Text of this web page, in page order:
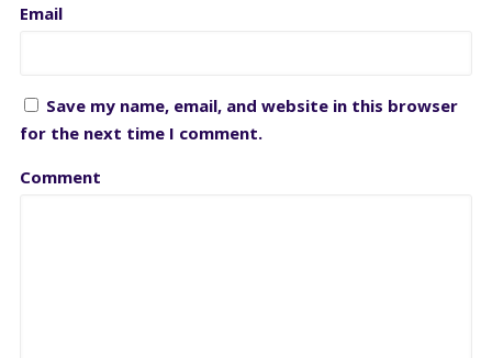
Email
Save my name, email, and website in this browser
for the next time I comment.
Comment